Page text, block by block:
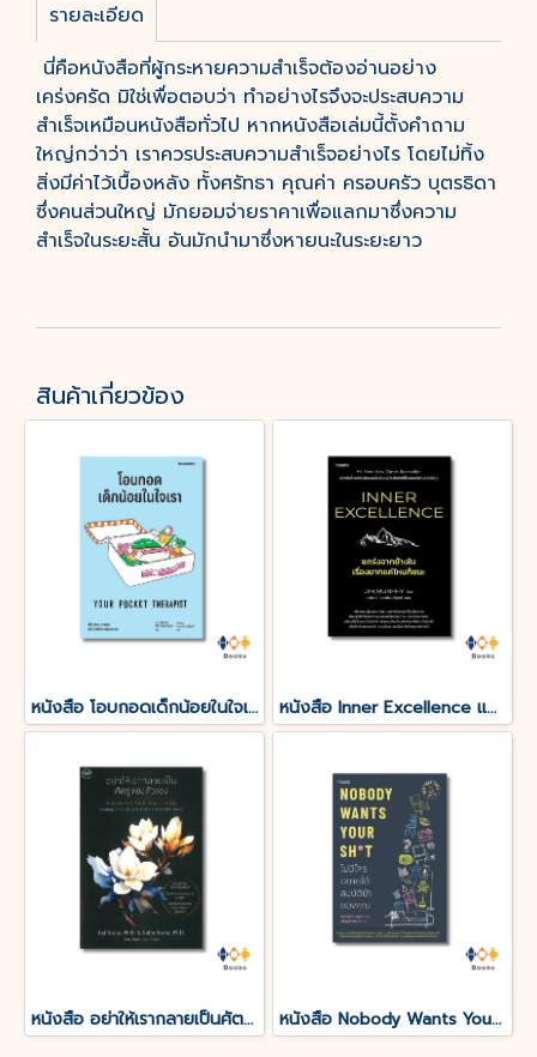
รายละเอียด
นี่คือหนังสือที่ผู้กระหายความสำเร็จต้องอ่านอย่าง
เคร่งครัด มิใช่เพื่อตอบว่า ทำอย่างไรจึงจะประสบความ
สำเร็จเหมือนหนังสือทั่วไป หากหนังสือเล่มนี้ตั้งคำถาม
ใหญ่กว่าว่า เราควรประสบความสำเร็จอย่างไร โดยไม่ทิ้ง
สิ่งมีค่าไว้เบื้องหลัง ทั้งศรัทธา คุณค่า ครอบครัว บุตรธิดา
ซึ่งคนส่วนใหญ่ มักยอมจ่ายราคาเพื่อแลกมาซึ่งความ
สำเร็จในระยะสั้น อันมักนำมาซึ่งหายนะในระยะยาว
สินค้าเกี่ยวข้อง
หนังสือ โอบกอดเด็กน้อยในใจเรา (YOUR POCKET THERAPIST) หนังสือ Inner Excellence แกร่งจากข้างใน เรื่องยากแค่ไหนก็ชนะ
หนังสือ อย่าให้เรากลายเป็นศัตรูของตัวเอง หนังสือ Nobody Wants Your Sht ไม่มีใครอยากได้สมบัติบ้าของคุณ